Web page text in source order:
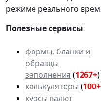
режиме реального
Полезные сервисы:
формы, бланки и
образцы
заполнения (1267+)
калькуляторы (100+
курсы валют